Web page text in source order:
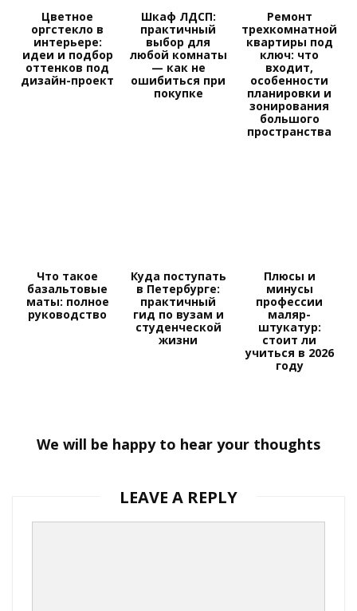
Цветное
оргстекло в
интерьере:
идеи и подбор
оттенков под
дизайн-проект
Шкаф ЛДСП:
практичный
выбор для
любой комнаты
— как не
ошибиться при
покупке
Ремонт
трехкомнатной
квартиры под
ключ: что
входит,
особенности
планировки и
зонирования
большого
пространства
Что такое
базальтовые
маты: полное
руководство
Куда поступать
в Петербурге:
практичный
гид по вузам и
студенческой
жизни
Плюсы и
минусы
профессии
маляр-
штукатур:
стоит ли
учиться в 2026
году
We will be happy to hear your thoughts
LEAVE A REPLY